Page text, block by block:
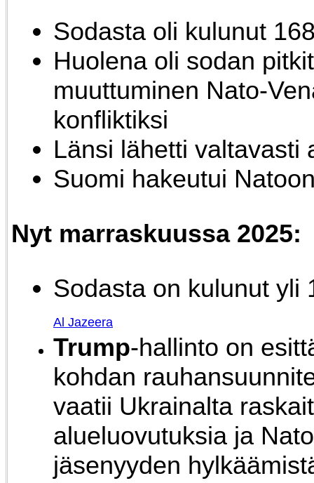
Sodasta oli kulunut
Huolena oli sodan
muuttuminen Nato-
konfliktiksi
Länsi lähetti valtavasti
Suomi hakeutui
Nyt marraskuussa 2025:
Sodasta on kulunut yli
Al Jazeera
Trump-hallinto on
kohdan
vaatii Ukrainalta
alueluovutuksia ja
jäsenyyden